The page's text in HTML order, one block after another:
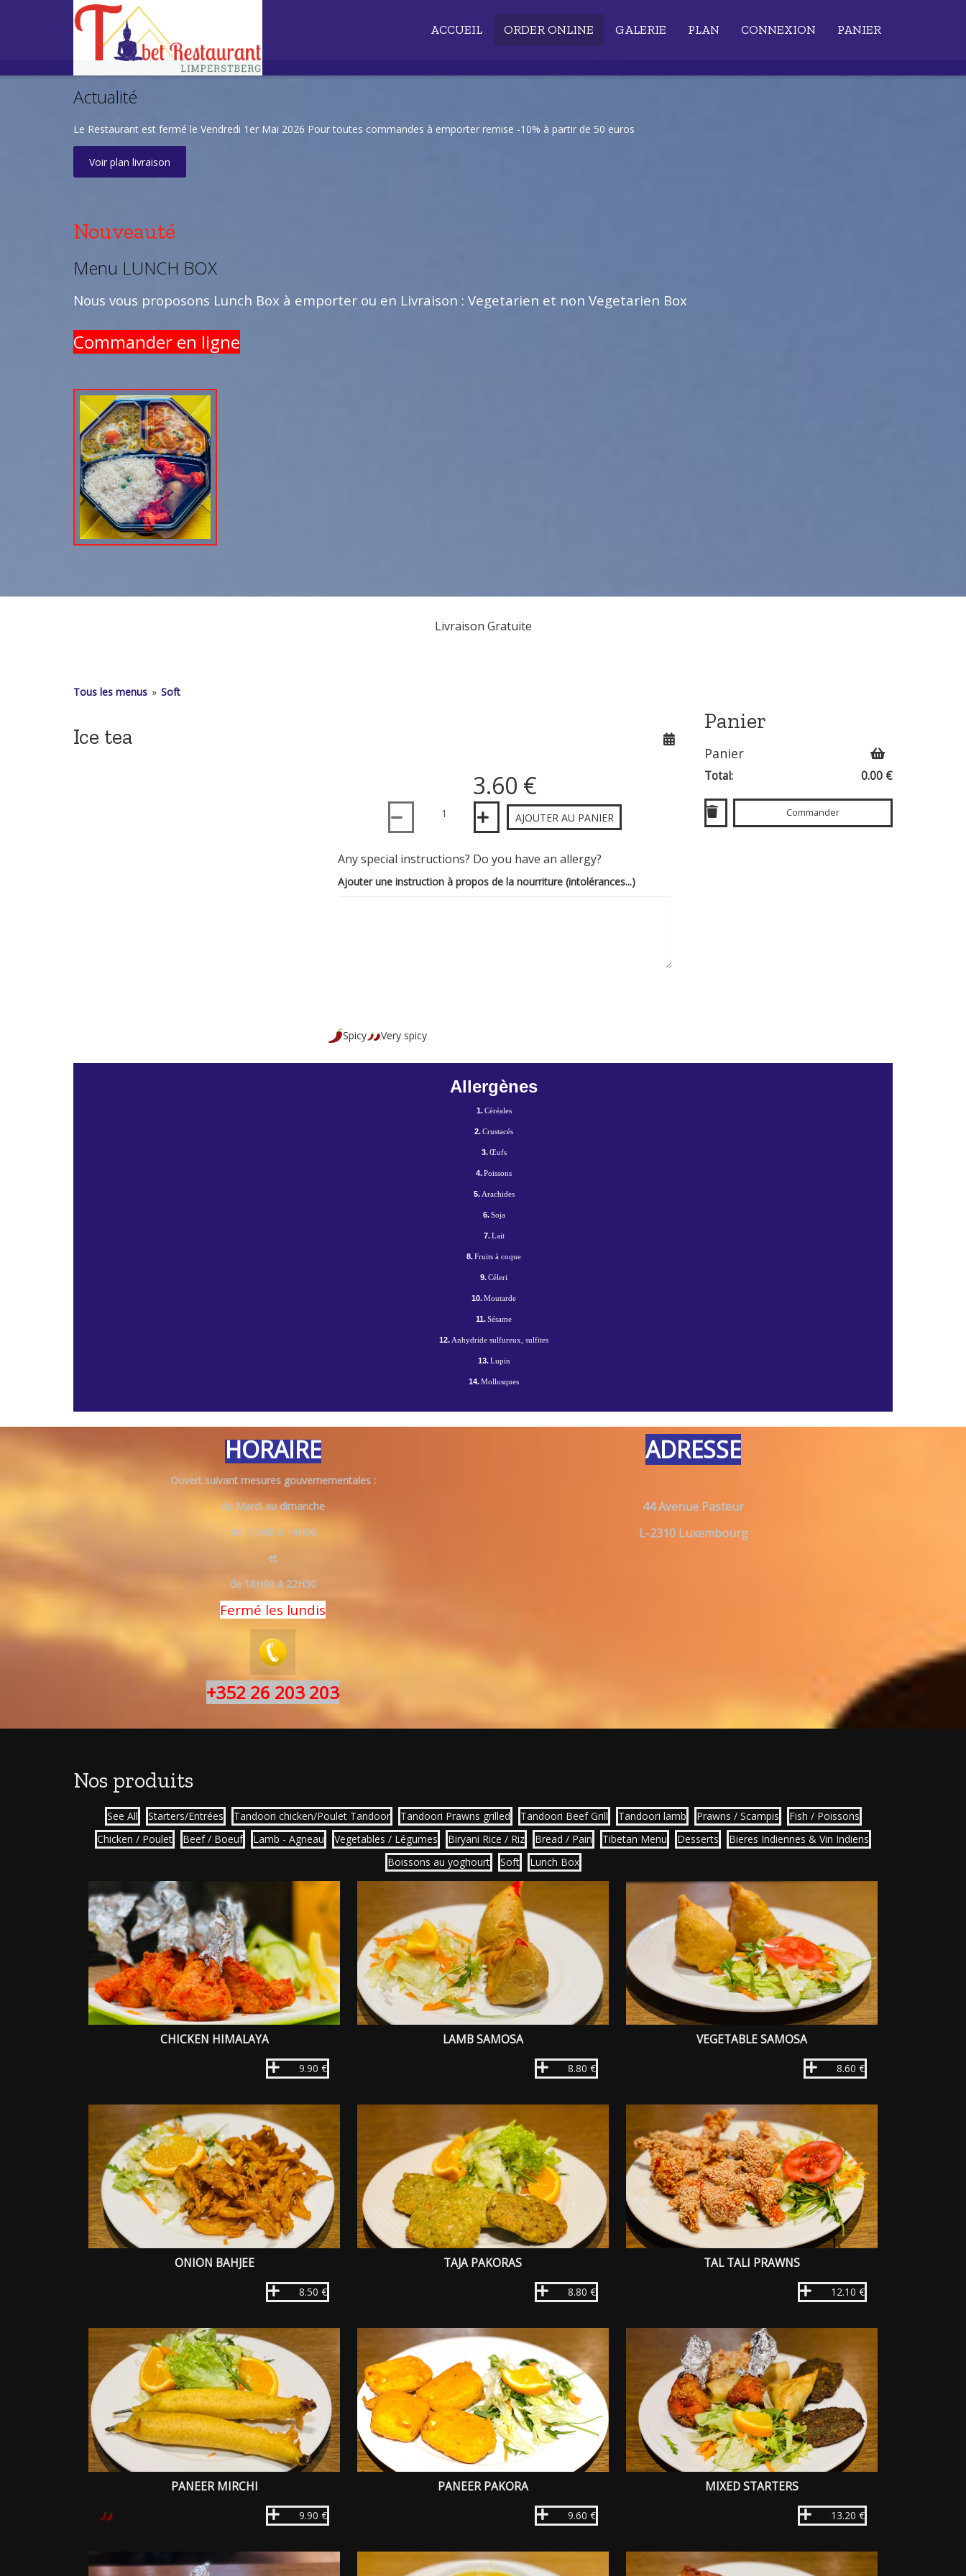
ACCUEIL ORDER ONLINE GALERIE PLAN CONNEXION PANIER
Actualité
Le Restaurant est fermé le Vendredi 1er Mai 2026 Pour toutes commandes à emporter remise -10% à partir de 50 euros
Voir plan livraison
Nouveauté
Menu LUNCH BOX
Nous vous proposons Lunch Box à emporter ou en Livraison : Vegetarien et non Vegetarien Box
Commander en ligne
Livraison Gratuite
Tous les menus » Soft
Ice tea
3.60 €
Quantité
AJOUTER AU PANIER
Any special instructions? Do you have an allergy?
Ajouter une instruction à propos de la nourriture (intolérances...)
Spicy Very spicy
Panier
Panier
Total: 0.00 €
Commander
Allergènes
1.Céréales
2.Crustacés
3.Œufs
4.Poissons
5.Arachides
6.Soja
7.Lait
8.Fruits à coque
9.Céleri
10.Moutarde
11.Sésame
12.Anhydride sulfureux, sulfites
13.Lupin
14.Mollusques
HORAIRE
Ouvert suivant mesures gouvernementales :
du Mardi au dimanche
de 11H45 à 14H00
et
de 18H00 à 22H30
Fermé les lundis
+352 26 203 203
ADRESSE
44 Avenue Pasteur
L-2310 Luxembourg
Nos produits
See All Starters/Entrées Tandoori chicken/Poulet Tandoor Tandoori Prawns grilled Tandoori Beef Grill Tandoori lamb Prawns / Scampis
Fish / Poissons
Chicken / Poulet
Beef / Boeuf Lamb - Agneau Vegetables / Légumes Biryani Rice / Riz Bread / Pain Tibetan Menu Desserts
Bieres Indiennes & Vin Indiens
Boissons au yoghourt
Soft Lunch Box
CHICKEN HIMALAYA
9.90 €
LAMB SAMOSA
8.80 €
VEGETABLE SAMOSA
8.60 €
ONION BAHJEE
8.50 €
TAJA PAKORAS
8.80 €
TAL TALI PRAWNS
12.10 €
PANEER MIRCHI
9.90 €
PANEER PAKORA
9.60 €
MIXED STARTERS
13.20 €